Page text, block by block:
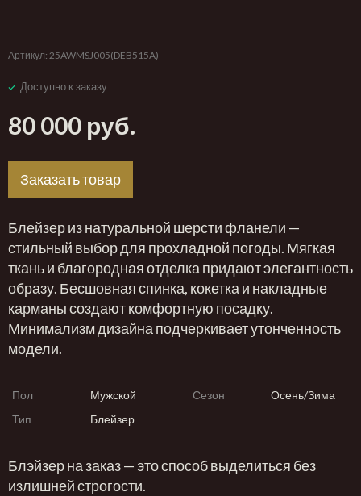
Артикул: 25AWMSJ005(DEB515A)
Доступно к заказу
80 000 руб.
Заказать товар
Блейзер из натуральной шерсти фланели —
стильный выбор для прохладной погоды. Мягкая
ткань и благородная отделка придают элегантность
образу. Бесшовная спинка, кокетка и накладные
карманы создают комфортную посадку.
Минимализм дизайна подчеркивает утонченность
модели.
Пол Мужской Сезон
Осень/Зима
Тип
Блейзер
Блэйзер на заказ — это способ выделиться без
излишней строгости.